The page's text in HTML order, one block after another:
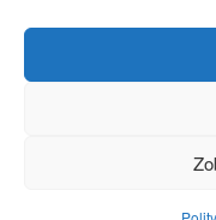
Społeczeństwo